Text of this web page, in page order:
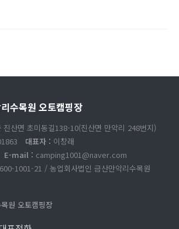
수목원 오토캠핑장
진산면 초미동길138-10(진산면 만악리 248번지)
대표자 : 이창래
E-mail : camping1001@naver.com
1001-21 / 농업회사법인 금산만악리수목원
원 오토캠핑장